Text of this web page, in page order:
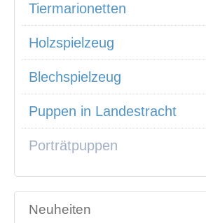
Tiermarionetten
Holzspielzeug
Blechspielzeug
Puppen in Landestracht
Porträtpuppen
Neuheiten